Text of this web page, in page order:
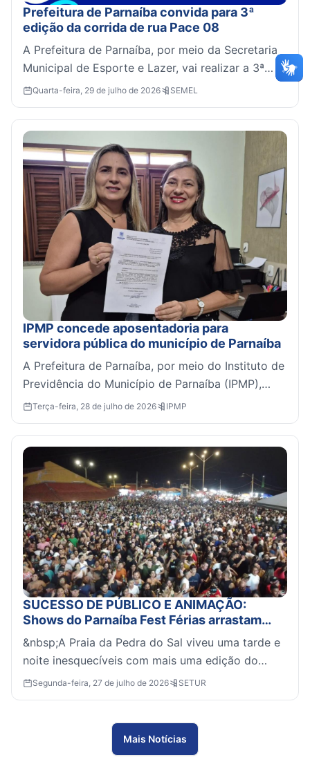
Prefeitura de Parnaíba convida para 3ª
edição da corrida de rua Pace 08
A Prefeitura de Parnaíba, por meio da Secretaria
Municipal de Esporte e Lazer, vai realizar a 3ª
edição da corrida de rua Pace 08, no dia 01 de
Quarta-feira, 29 de julho de 2026 SEMEL
IPMP concede aposentadoria para
servidora pública do município de Parnaíba
A Prefeitura de Parnaíba, por meio do Instituto de
Previdência do Município de Parnaíba (IPMP),
realizou mais uma solenidade de concessão de
aposentad...
Terça-feira, 28 de julho de 2026 IPMP
SUCESSO DE PÚBLICO E ANIMAÇÃO:
Shows do Parnaíba Fest Férias arrastam
multidão e lotam a paradisíaca Pedra do Sal
&nbsp;A Praia da Pedra do Sal viveu uma tarde e
noite inesquecíveis com mais uma edição do
Parnaíba Fest Férias 2026. O público marcou
presença, canto...
Segunda-feira, 27 de julho de 2026 SETUR
Mais Notícias